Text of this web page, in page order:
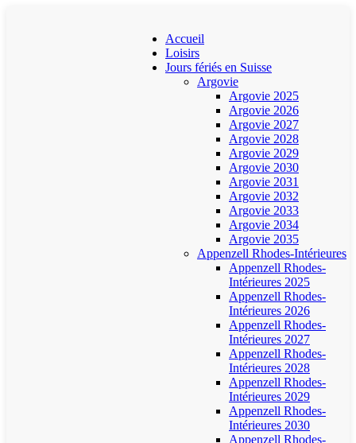
Accueil
Loisirs
Jours fériés en Suisse
Argovie
Argovie 2025
Argovie 2026
Argovie 2027
Argovie 2028
Argovie 2029
Argovie 2030
Argovie 2031
Argovie 2032
Argovie 2033
Argovie 2034
Argovie 2035
Appenzell Rhodes-Intérieures
Appenzell Rhodes-
Intérieures 2025
Appenzell Rhodes-
Intérieures 2026
Appenzell Rhodes-
Intérieures 2027
Appenzell Rhodes-
Intérieures 2028
Appenzell Rhodes-
Intérieures 2029
Appenzell Rhodes-
Intérieures 2030
Appenzell Rhodes-